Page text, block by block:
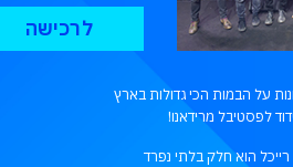
לרכישה
על הבמות הכי גדולות בארץ
לפסטיבל מרידאנו!
עידן רייכל הוא חלק בלתי נפרד